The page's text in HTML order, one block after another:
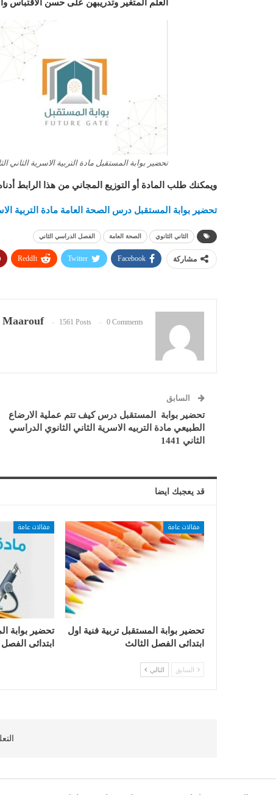
العلم المتغير وتدريبهن على حسن الاقتباس
تحضير بوابة المستقبل مادة التربية الاسرية الثاني
ويمكنك طلب المادة أو التوزيع المجاني من هذا الرابط
تحضير بوابة المستقبل درس الصحة العامة مادة التربية
الثاني الثانوي الصحة العامة الفصل الدراسي الثاني
مشاركة Facebook
Twitter
ReddIt
Maarouf 1561 Posts 0 Comments
السابق
تحضير بوابة المستقبل درس كيف تتم عملية الارضاع
الطبيعي مادة التربيه الاسرية الثاني الثانوي الدراسي
الثاني 1441
قد يعجبك ايضا
مقالات عامة
تحضير بوابة المستقبل تربية فنية اول
ابتدائى الفصل الثالث
مقالات عامة
تحضير بوابة
ابتدائى
السابق التالي